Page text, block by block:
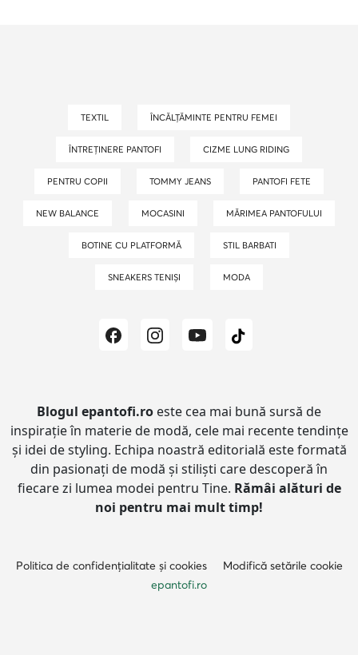
TEXTIL ÎNCĂLȚĂMINTE PENTRU FEMEI
ÎNTREȚINERE PANTOFI CIZME LUNG RIDING
PENTRU COPII TOMMY JEANS PANTOFI FETE
NEW BALANCE MOCASINI MĂRIMEA PANTOFULUI
BOTINE CU PLATFORMĂ STIL BARBATI
SNEAKERS TENIȘI MODA
Blogul epantofi.ro este cea mai bună sursă de
inspirație în materie de modă, cele mai recente tendințe
și idei de styling. Echipa noastră editorială este formată
din pasionați de modă și stiliști care descoperă în
fiecare zi lumea modei pentru Tine. Rămâi alături de
noi pentru mai mult timp!
Politica de confidențialitate și cookies
Modifică setările cookie
epantofi.ro